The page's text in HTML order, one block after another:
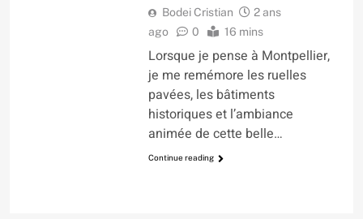
Bodei Cristian
2 ans
ago
0 16 mins
Lorsque je pense à Montpellier,
je me remémore les ruelles
pavées, les bâtiments
historiques et l’ambiance
animée de cette belle…
Continue reading